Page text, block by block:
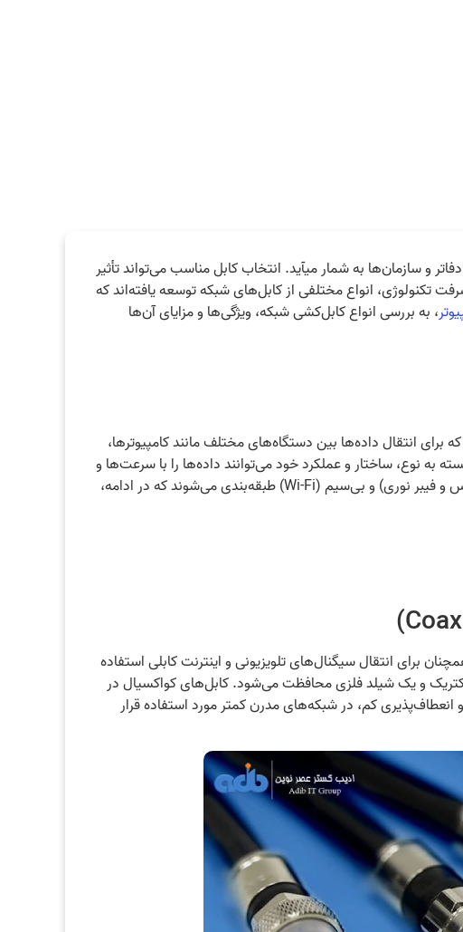
و سازمان‌ها به شمار میآید. انتخاب کابل مناسب می‌تواند تأثیر
تکنولوژی، انواع مختلفی از کابل‌های شبکه توسعه یافته‌اند که
، به بررسی انواع کابل‌کشی شبکه، ویژگی‌ها و مزایای آن‌ها
انتقال داده‌ها بین دستگاه‌های مختلف مانند کامپیوترها،
نوع، ساختار و عملکرد خود می‌توانند داده‌ها را با سرعت‌ها و
پهنای باند متفاوت منتقل کنند. این کابل‌ها در دو دسته اصلی سیمی (مس و فیبر نوری) و بی‌سیم (Wi-Fi) طبقه‌بندی می‌شوند که در ادامه،
برای انتقال سیگنال‌های تلویزیونی و اینترنت کابلی استفاده
و یک شیلد فلزی محافظت می‌شود. کابل‌های کواکسیال در
کم، در شبکه‌های مدرن کمتر مورد استفاده قرار